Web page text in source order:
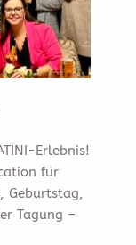
Erlebnis!
für
Geburtstag,
Tagung –